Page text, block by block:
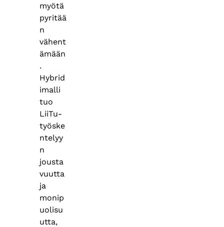
myötä
pyritää
n
vähent
ämään
.
Hybrid
imalli
tuo
LiiTu-
työske
ntelyy
n
jousta
vuutta
ja
monip
uolisu
utta,